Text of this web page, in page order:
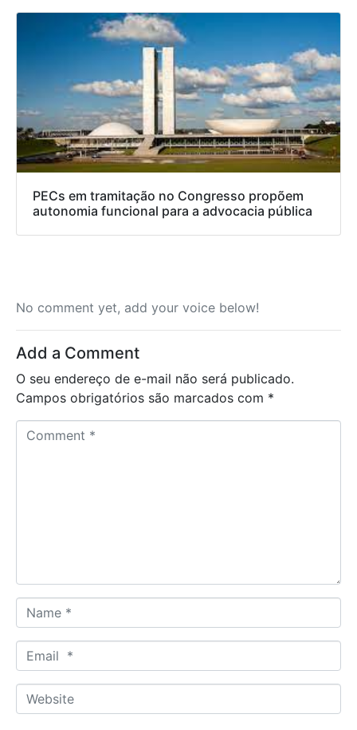
PECs em tramitação no Congresso propõem
autonomia funcional para a advocacia pública
No comment yet, add your voice below!
Add a Comment
O seu endereço de e-mail não será publicado.
Campos obrigatórios são marcados com *
a
m
*
m
aW
e